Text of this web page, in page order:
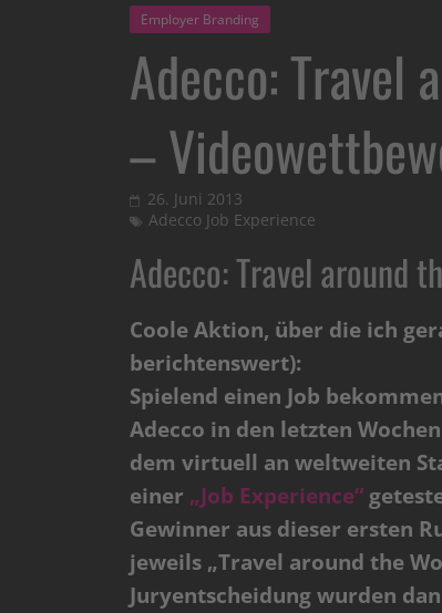
Employer Branding
Adecco: Travel
–
26. Juni 2013
Adecco Job Experience
Adecco: Travel around
Coole Aktion, über die ich
berichtenswert):
Spielend einen Job
Adecco in den letzten
dem virtuell an weltweiten
einer „Job Experience“
Gewinner aus dieser ersten
jeweils „Travel around the
Juryentscheidung wurden